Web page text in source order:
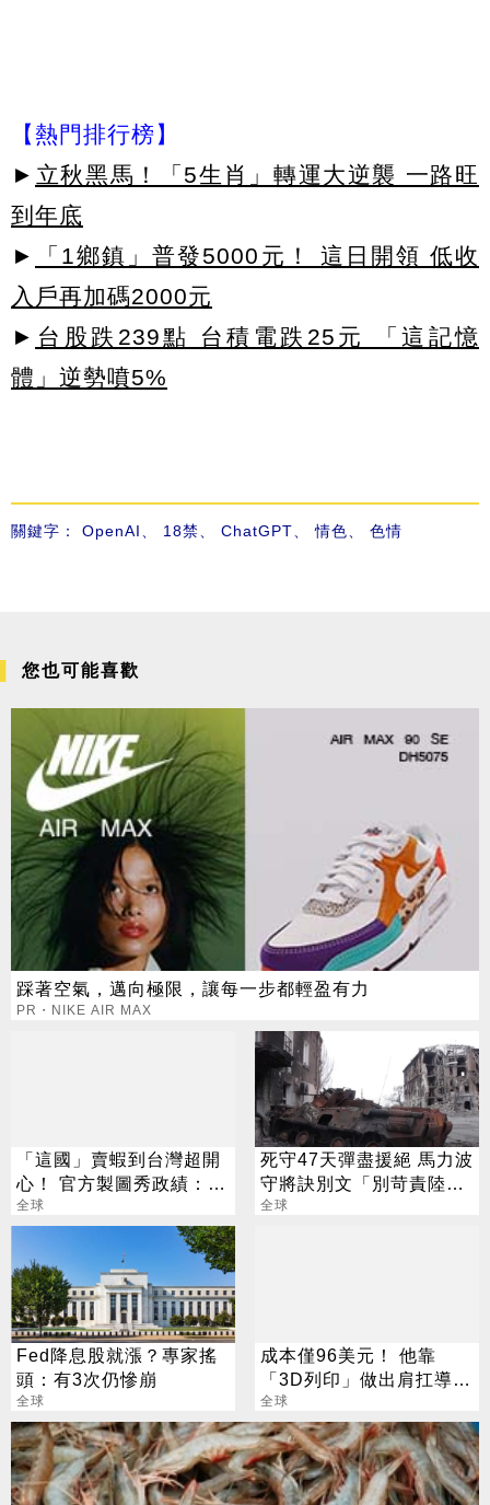
【熱門排行榜】
► 立秋黑馬！「5生肖」轉運大逆襲 一路旺
到年底
►
「1鄉鎮」普發5000元！ 這日開領 低收
入戶再加碼2000元
► 台股跌239點 台積電跌25元 「這記憶
體」逆勢噴5%
關鍵字： OpenAI 18禁 ChatGPT 、情色 色情
您也可能喜歡
踩著空氣，邁向極限，讓每一步都輕盈有力
PR・NIKE AIR MAX
「這國」賣蝦到台灣超開
心！ 官方製圖秀政績：喜
賺6千萬
全球
死守47天彈盡援絕 馬力波
守將訣別文「別苛責陸戰
隊」
全球
Fed降息股就漲？專家搖
頭：有3次仍慘崩
全球
成本僅96美元！ 他靠
「3D列印」做出肩扛導引
飛彈 專家全嚇傻
全球